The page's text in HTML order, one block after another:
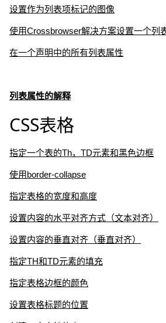
设置作为列表项标记的图像
使用Crossbrowser解决方案设置一个列
在一个声明中的所有列表属性
列表属性的解释
CSS表格
指定一个表的Th，TD元素和黑色边框
使用border-collapse
指定表格的宽度和高度
设置内容的水平对齐方式（文本对齐）
设置内容的垂直对齐（垂直对齐）
指定TH和TD元素的填充
指定表格边框的颜色
设置表格标题的位置